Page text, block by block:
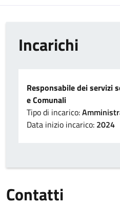
Incarichi
Responsabile dei servizi
e Comunali
Tipo di incarico:
Data inizio incarico: 2024
Contatti